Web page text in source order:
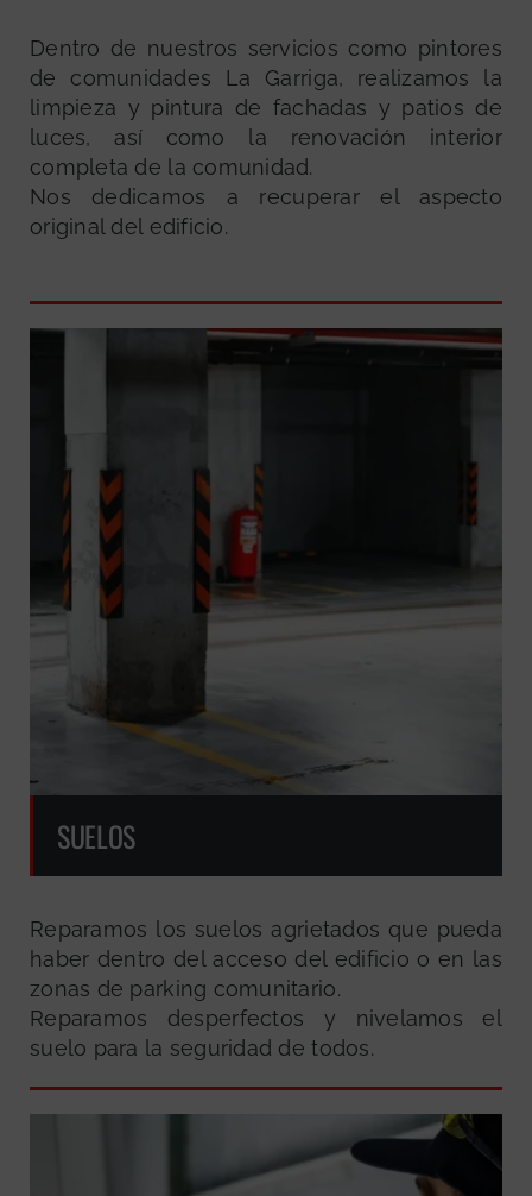
Dentro de nuestros servicios como pintores
de comunidades La Garriga, realizamos la
limpieza y pintura de fachadas y patios de
luces, así como la renovación interior
completa de la comunidad.
Nos dedicamos a recuperar el aspecto
original del edificio.
SUELOS
Reparamos los suelos agrietados que pueda
haber dentro del acceso del edificio o en las
zonas de parking comunitario.
Reparamos desperfectos y nivelamos el
suelo para la seguridad de todos.